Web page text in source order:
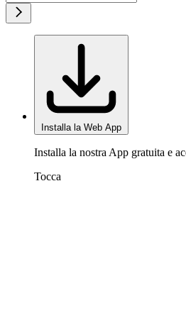
Installa la Web App
Installa la nostra App gratuita e
Tocca